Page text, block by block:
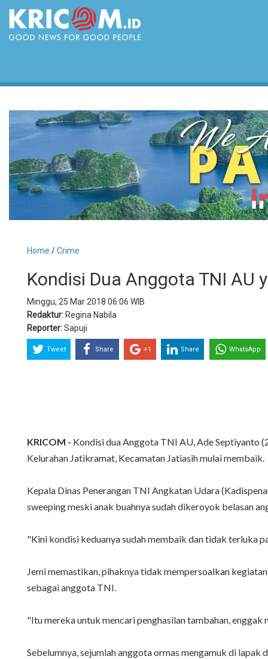
Home /Crime
Kondisi Dua Anggota TNI AU
Minggu, 25 Mar 2018 06:06 WIB
Redaktur: Regina Nabila
Reporter:Sapuji
Tweet Share +1 Share WhatsApp
KRICOM - Kondisi dua Anggota TNI AU, Ade Septiyanto
Kelurahan Jatikramat, Kecamatan Jatiasih mulai membaik.
Kepala Dinas Penerangan TNI Angkatan Udara
sweeping meski anak buahnya sudah dikeroyok belasan
"Kini kondisi keduanya sudah membaik dan tidak terluka
Jemi memastikan, pihaknya tidak mempersoalkan
sebagai anggota TNI.
"Itu mereka untuk mencari penghasilan tambahan, enggak
Sebelumnya, sejumlah anggota ormas mengamuk di